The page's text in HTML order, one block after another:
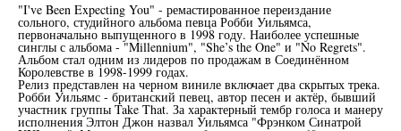
"I've Been Expecting You" - ремастированное переиздание
сольного, студийного альбома певца Робби Уильямса,
первоначально выпущенного в 1998 году. Наиболее успешные
синглы с альбома - "Millennium", "She’s the One" и "No Regrets".
Альбом стал одним из лидеров по продажам в Соединённом
Королевстве в 1998-1999 годах.
Релиз представлен на черном виниле включает два скрытых трека.
Робби Уильямс - британский певец, автор песен и актёр, бывший
участник группы Take That. За характерный тембр голоса и манеру
исполнения Элтон Джон назвал Уильямса "Фрэнком Синатрой